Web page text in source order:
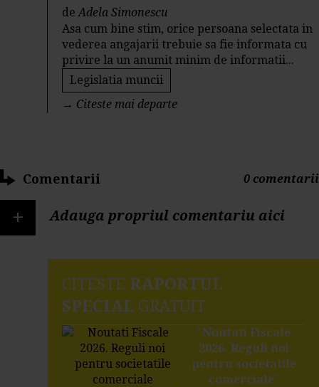
deAdela Simonescu
Asa cum bine stim, orice persoana selectata in
vederea angajarii trebuie sa fie informata cu
privire la un anumit minim de informatii...
Legislatia muncii
→ Citeste mai departe
Comentarii 0 comentarii
+ Adauga propriul comentariu aici
CITESTE RAPORTUL
SPECIAL GRATUIT
"Noutati Fiscale
2026. Reguli noi
pentru societatile
comerciale"